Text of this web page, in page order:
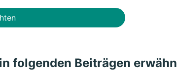
folgenden Beiträgen